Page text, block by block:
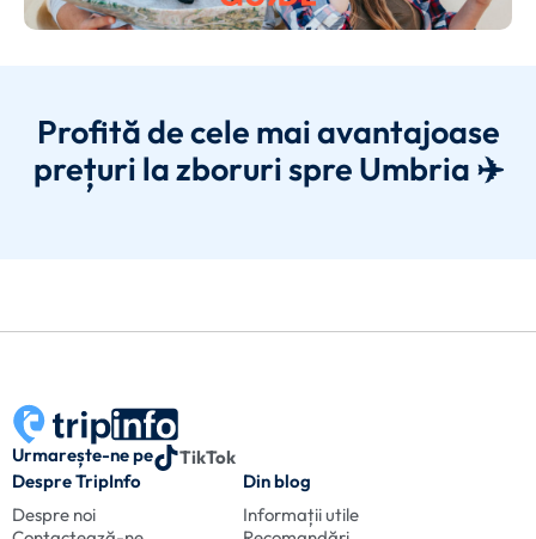
Profită de cele mai avantajoase
prețuri la zboruri spre Umbria ✈️
Urmarește-ne pe
TikTok
Despre TripInfo
Despre noi
Din blog
Informații utile